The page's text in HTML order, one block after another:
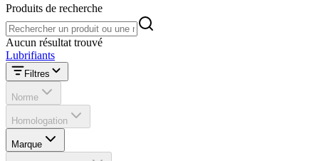
Produits de recherche
Produits de recherche
Aucun résultat trouvé
Lubrifiants
Filtres
Norme
Homologation
Marque